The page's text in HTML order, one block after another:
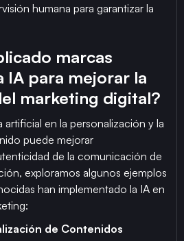
humana para garantizar la
marcas
IA para mejorar la
marketing digital?
artificial en la personalización y la
puede mejorar
de la comunicación de
exploramos algunos ejemplos
han implementado la IA en
de Contenidos